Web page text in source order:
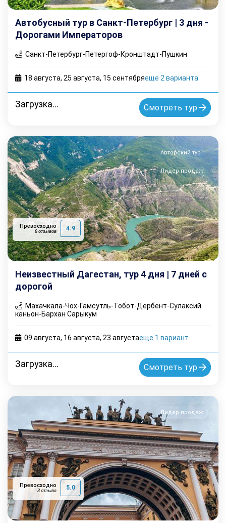
Автобусный тур в Санкт-Петербург | 3 дня -
Дорогами Императоров
Санкт-Петербург-Петергоф-Кронштадт-Пушкин
18 августа, 25 августа, 15 cентябряеще 2 варианта
Загрузка... Смотреть тур
Превосходно
8 отзывов 4.9
Авторский тур
Лидер продаж
Неизвестный Дагестан, тур 4 дня | 7 дней с
дорогой
Махачкала-Чох-Гамсутль-Тобот-Дербент-Сулаксий
каньон-Бархан Сарыкум
09 августа, 16 августа, 23 августаеще 1 вариант
Загрузка... Смотреть тур
Превосходно
3 отзыва 5.0
Лидер продаж